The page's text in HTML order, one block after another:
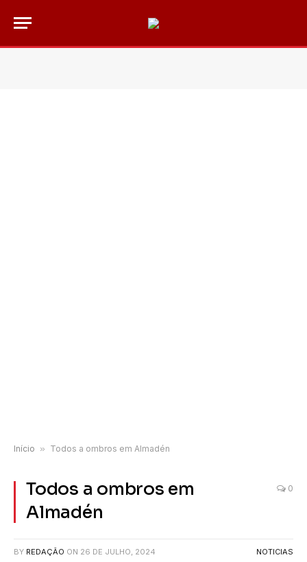
Início » Todos a ombros em Almadén
Todos a ombros em
Almadén
0
BY REDAÇÃO ON 26 DE JULHO, 2024 NOTICIAS